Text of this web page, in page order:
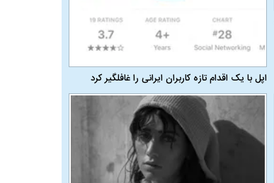
اپل با یک اقدام تازه کاربران ایرانی را غافلگیر کرد